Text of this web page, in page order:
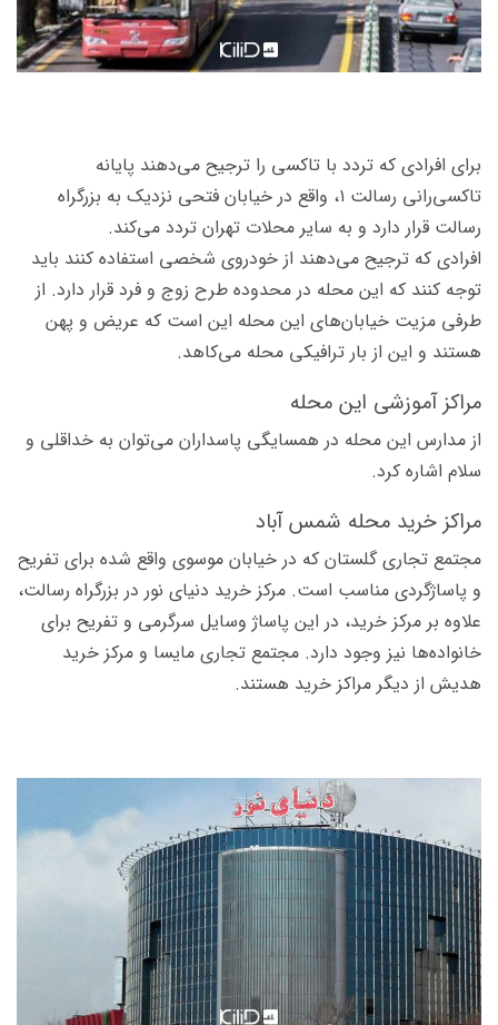
برای افرادی که تردد با تاکسی را ترجیح می‌دهند پایانه
تاکسی‌رانی رسالت ۱، واقع در خیابان فتحی نزدیک به بزرگراه
رسالت قرار دارد و به سایر محلات تهران تردد می‌کند.
افرادی که ترجیح می‌دهند از خودروی شخصی استفاده کنند باید
توجه کنند که این محله در محدوده طرح زوج و فرد قرار دارد. از
طرفی مزیت خیابان‌های این محله این است که عریض و پهن
هستند و این از بار ترافیکی محله می‌کاهد.
مراکز آموزشی این محله
از مدارس این محله در همسایگی پاسداران می‌توان به خداقلی و
سلام اشاره کرد.
مراکز خرید محله شمس آباد
مجتمع تجاری گلستان که در خیابان موسوی واقع شده برای تفریح
و پاساژگردی مناسب است. مرکز خرید دنیای نور در بزرگراه رسالت،
علاوه بر مرکز خرید، در این پاساژ وسایل سرگرمی و تفریح برای
خانواده‌ها نیز وجود دارد. مجتمع تجاری مایسا و مرکز خرید
هدیش از دیگر مراکز خرید هستند.